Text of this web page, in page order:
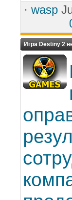
· wasp
Игра Destiny 2